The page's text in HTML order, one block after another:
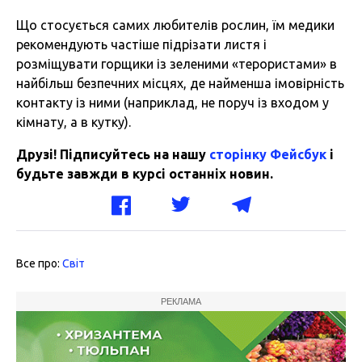
Що стосується самих любителів рослин, їм медики
рекомендують частіше підрізати листя і
розміщувати горщики із зеленими «терористами» в
найбільш безпечних місцях, де найменша імовірність
контакту із ними (наприклад, не поруч із входом у
кімнату, а в кутку).
Друзі! Підписуйтесь на нашу сторінку Фейсбук і
будьте завжди в курсі останніх новин.
Все про: Світ
РЕКЛАМА